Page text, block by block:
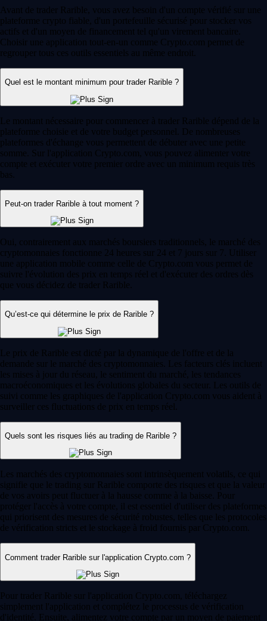
Avant de trader Rarible, vous avez besoin d'un compte vérifié sur une
plateforme crypto fiable, d'un portefeuille sécurisé pour stocker vos
actifs et d'un moyen de financement tel qu'un virement bancaire.
Choisir une application tout-en-un comme Crypto.com permet de
regrouper tous ces outils essentiels au même endroit.
Quel est le montant minimum pour trader Rarible ?
Le montant nécessaire pour commencer à trader Rarible dépend de la
plateforme choisie et de votre budget personnel. De nombreuses
plateformes d'échange vous permettent de débuter avec une petite
somme. Sur l'application Crypto.com, vous pouvez alimenter votre
compte et exécuter votre premier ordre avec un minimum requis très
bas.
Peut-on trader Rarible à tout moment ?
Oui, contrairement aux marchés boursiers traditionnels, le marché des
cryptomonnaies fonctionne 24 heures sur 24 et 7 jours sur 7. Utiliser
une application mobile comme celle de Crypto.com vous permet de
suivre l'évolution des prix en temps réel et d'exécuter des ordres dès
que vous décidez de trader Rarible.
Qu’est-ce qui détermine le prix de Rarible ?
Le prix de Rarible est dicté par la dynamique de l'offre et de la
demande sur le marché des cryptomonnaies. Les facteurs clés incluent
les mises à jour du réseau, le sentiment du marché, les tendances
macroéconomiques et les évolutions globales du secteur. Les outils de
suivi comme les graphiques de l'application Crypto.com vous aident à
surveiller ces fluctuations de prix en temps réel.
Quels sont les risques liés au trading de Rarible ?
Les marchés des cryptomonnaies sont intrinsèquement volatils, ce qui
signifie que le trading sur Rarible comporte des risques et que la valeur
de vos avoirs peut fluctuer à la hausse comme à la baisse. Pour
protéger l'accès à votre compte, il est essentiel d'utiliser des plateformes
qui priorisent des mesures de sécurité robustes, telles que les protocoles
de vérification stricts et le stockage à froid fournis par Crypto.com.
Comment trader Rarible sur l'application Crypto.com ?
Pour trader Rarible sur l'application Crypto.com, téléchargez
simplement l'application et complétez le processus de vérification
d'identité. Ensuite, alimentez votre compte par un moyen de paiement